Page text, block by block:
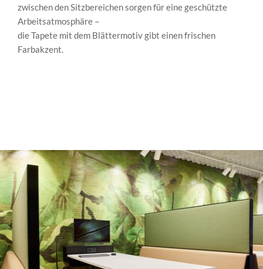
zwischen den Sitzbereichen sorgen für eine geschützte
Arbeitsatmosphäre –
die Tapete mit dem Blättermotiv gibt einen frischen
Farbakzent.